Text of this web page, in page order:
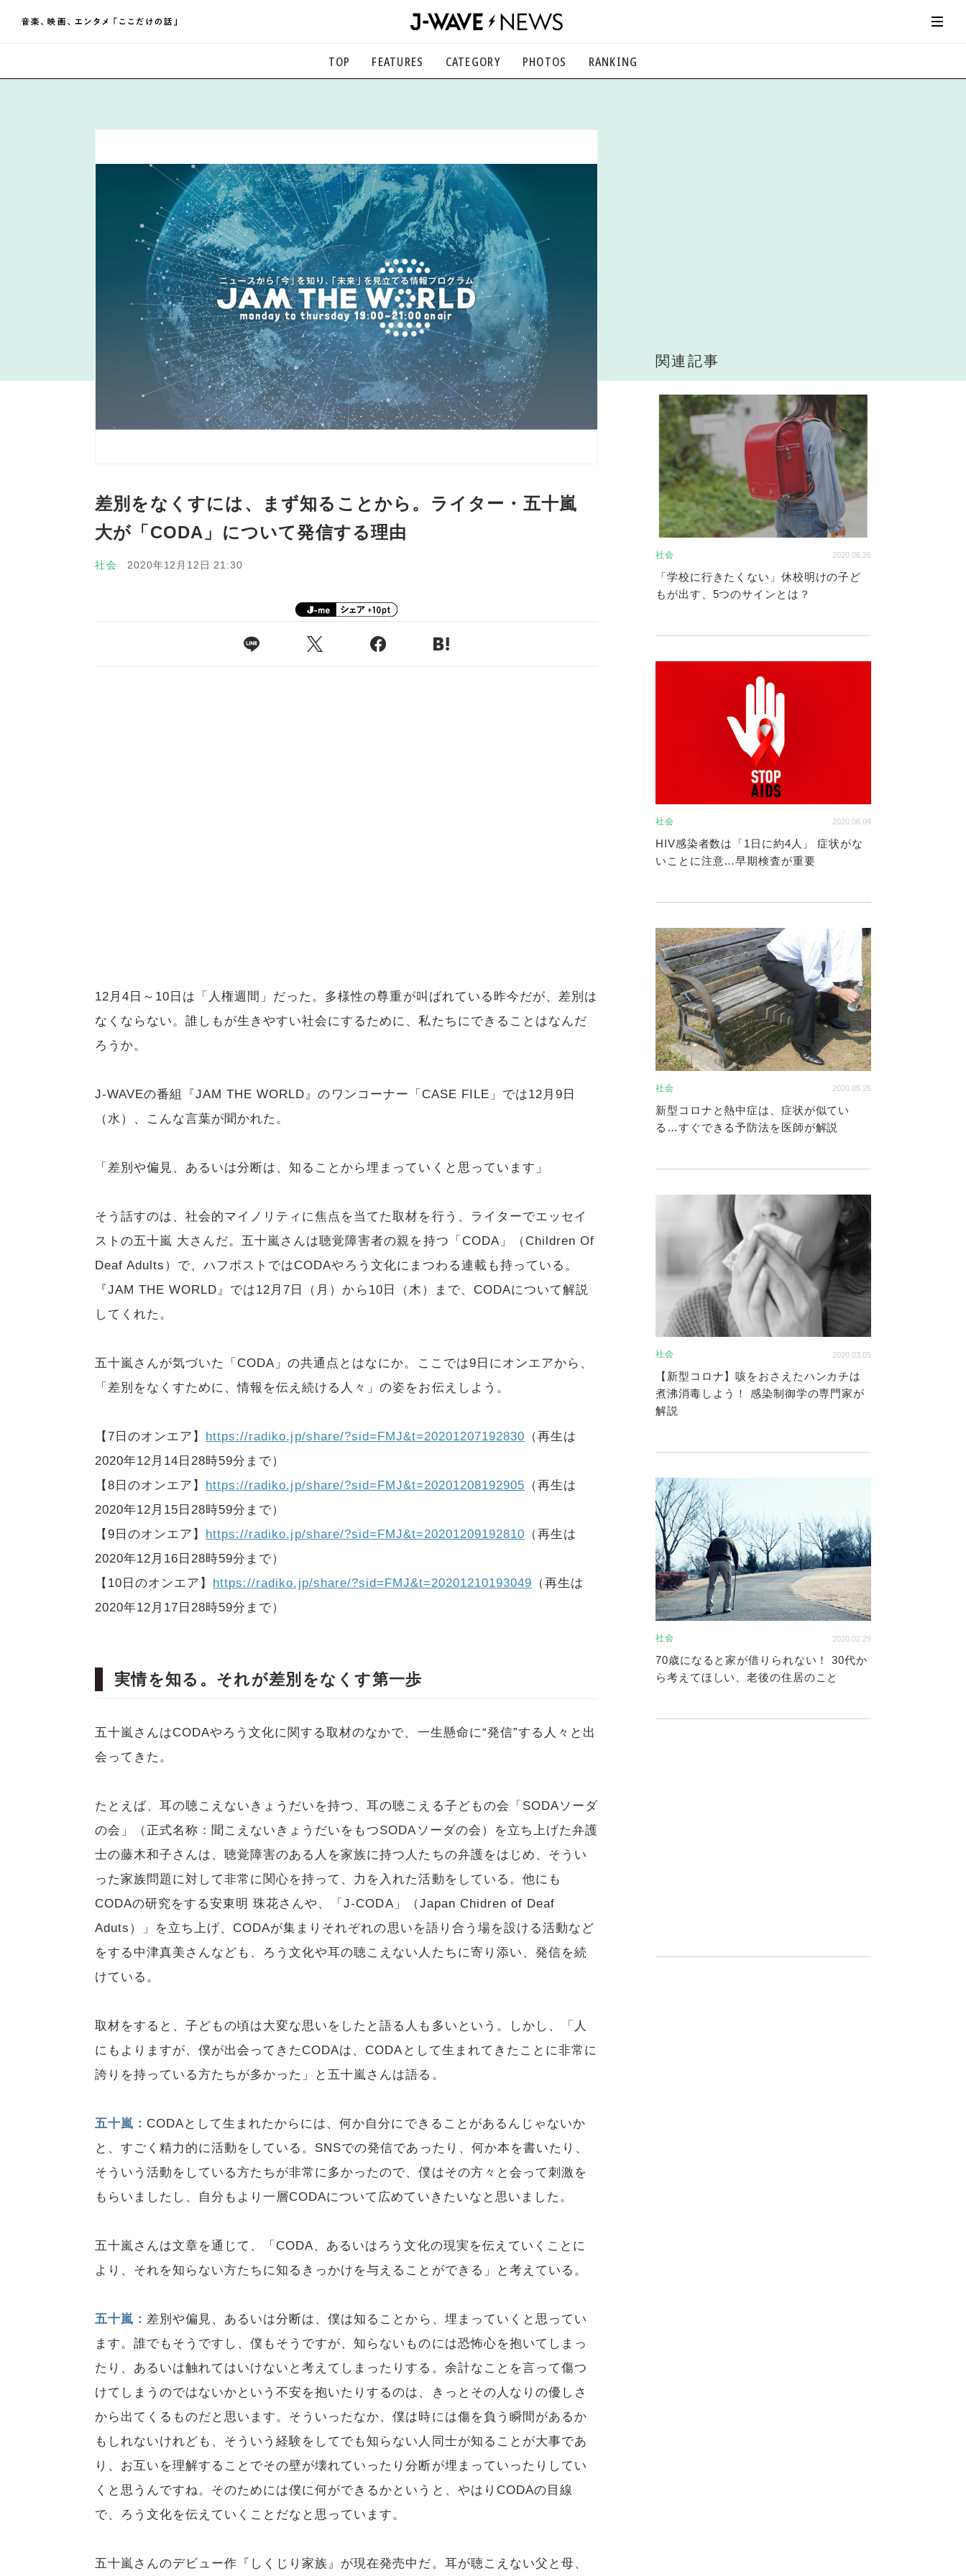
TOP FEATURES CATEGORY
映画、芸能、舞台、スポーツなど
アート、文芸、マンガなど
ライフスタイル
食、健康、美容…暮らし豊かに
社会
国内、海外の気になるトピック
PHOTOS RANKING
差別をなくすには、まず知ることから。ライター・五十嵐
大が「CODA」について発信する理由
社会 2020年12月12日 21:30
12月4日～10日は「人権週間」だった。多様性の尊重が叫ばれている昨今だが、差別は
なくならない。誰しもが生きやすい社会にするために、私たちにできることはなんだ
ろうか。
J-WAVEの番組『JAM THE WORLD』のワンコーナー「CASE FILE」では12月9日
（水）、こんな言葉が聞かれた。
「差別や偏見、あるいは分断は、知ることから埋まっていくと思っています」
そう話すのは、社会的マイノリティに焦点を当てた取材を行う、ライターでエッセイ
ストの五十嵐 大さんだ。五十嵐さんは聴覚障害者の親を持つ「CODA」（Children Of
Deaf Adults）で、ハフポストではCODAやろう文化にまつわる連載も持っている。
『JAM THE WORLD』では12月7日（月）から10日（木）まで、CODAについて解説
してくれた。
五十嵐さんが気づいた「CODA」の共通点とはなにか。ここでは9日にオンエアから、
「差別をなくすために、情報を伝え続ける人々」の姿をお伝えしよう。
【7日のオンエア】 https://radiko.jp/share/?sid=FMJ&t=20201207192830 （再生は
2020年12月14日28時59分まで）
【8日のオンエア】 https://radiko.jp/share/?sid=FMJ&t=20201208192905 （再生は
2020年12月15日28時59分まで）
【9日のオンエア】 https://radiko.jp/share/?sid=FMJ&t=20201209192810 （再生は
2020年12月16日28時59分まで）
【10日のオンエア】 https://radiko.jp/share/?sid=FMJ&t=20201210193049 （再生は
2020年12月17日28時59分まで）
実情を知る。それが差別をなくす第一歩
五十嵐さんはCODAやろう文化に関する取材のなかで、一生懸命に“発信”する人々と出
会ってきた。
たとえば、耳の聴こえないきょうだいを持つ、耳の聴こえる子どもの会「SODAソーダ
の会」（正式名称：聞こえないきょうだいをもつSODAソーダの会）を立ち上げた弁護
士の藤木和子さんは、聴覚障害のある人を家族に持つ人たちの弁護をはじめ、そうい
った家族問題に対して非常に関心を持って、力を入れた活動をしている。他にも
CODAの研究をする安東明 珠花さんや、「J-CODA」（Japan Chidren of Deaf
Aduts）」を立ち上げ、CODAが集まりそれぞれの思いを語り合う場を設ける活動など
をする中津真美さんなども、ろう文化や耳の聴こえない人たちに寄り添い、発信を続
けている。
取材をすると、子どもの頃は大変な思いをしたと語る人も多いという。しかし、「人
にもよりますが、僕が出会ってきたCODAは、CODAとして生まれてきたことに非常に
誇りを持っている方たちが多かった」と五十嵐さんは語る。
五十嵐： CODAとして生まれたからには、何か自分にできることがあるんじゃないか
と、すごく精力的に活動をしている。SNSでの発信であったり、何か本を書いたり、
そういう活動をしている方たちが非常に多かったので、僕はその方々と会って刺激を
もらいましたし、自分もより一層CODAについて広めていきたいなと思いました。
五十嵐さんは文章を通じて、「CODA、あるいはろう文化の現実を伝えていくことに
より、それを知らない方たちに知るきっかけを与えることができる」と考えている。
五十嵐： 差別や偏見、あるいは分断は、僕は知ることから、埋まっていくと思ってい
ます。誰でもそうですし、僕もそうですが、知らないものには恐怖心を抱いてしまっ
たり、あるいは触れてはいけないと考えてしまったりする。余計なことを言って傷つ
けてしまうのではないかという不安を抱いたりするのは、きっとその人なりの優しさ
から出てくるものだと思います。そういったなか、僕は時には傷を負う瞬間があるか
もしれないけれども、そういう経験をしてでも知らない人同士が知ることが大事であ
り、お互いを理解することでその壁が壊れていったり分断が埋まっていったりしてい
くと思うんですね。そのためには僕に何ができるかというと、やはりCODAの目線
で、ろう文化を伝えていくことだなと思っています。
五十嵐さんのデビュー作『しくじり家族』が現在発売中だ。耳が聴こえない父と母、
関連記事
社会 2020.06.26
「学校に行きたくない」休校明けの子ど
もが出す、5つのサインとは？
社会 2020.06.04
HIV感染者数は「1日に約4人」 症状がな
いことに注意…早期検査が重要
社会 2020.05.25
新型コロナと熱中症は、症状が似てい
る…すぐできる予防法を医師が解説
社会 2020.03.05
【新型コロナ】咳をおさえたハンカチは
煮沸消毒しよう！ 感染制御学の専門家が
解説
社会 2020.02.29
70歳になると家が借りられない！ 30代か
ら考えてほしい、老後の住居のこと